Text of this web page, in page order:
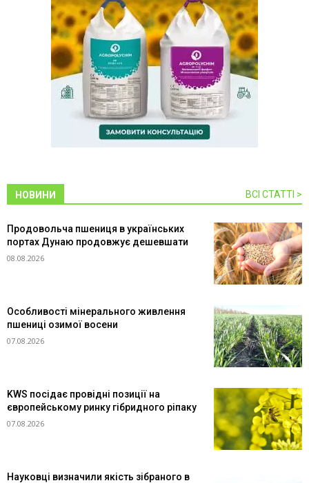
НОВИНИ ВСІ СТАТТІ >
Продовольча пшениця в українських
портах Дунаю продовжує дешевшати
08.08.2026
Особливості мінерального живлення
пшениці озимої восени
07.08.2026
KWS посідає провідні позиції на
європейському ринку гібридного ріпаку
07.08.2026
Науковці визначили якість зібраного в